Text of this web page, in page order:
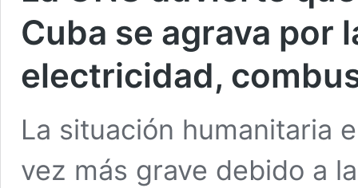
Cuba se agrava por
electricidad,
La situación humanitaria
vez más grave debido a